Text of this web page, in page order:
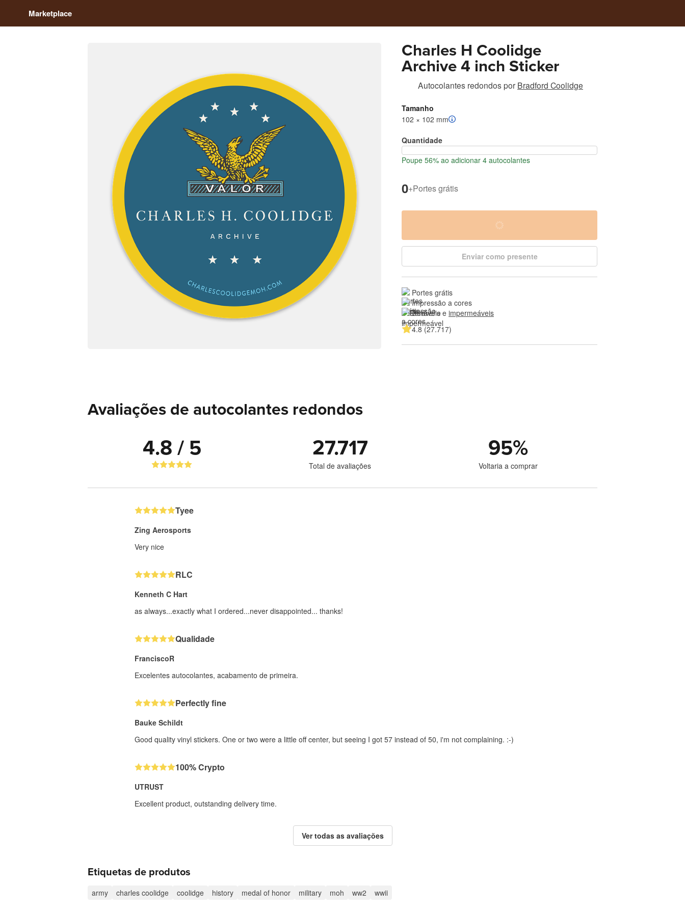
Marketplace
Charles H Coolidge
Archive 4 inch Sticker
Autocolantes redondospor Bradford Coolidge
Tamanho
102 × 102 mm
Quantidade
Poupe 56% ao adicionar 4 autocolantes
0+Portes grátis
Enviar como presente
Portes grátis
Impressão a cores
Duráveis e impermeáveis
4.8 (27.717)
Avaliações de autocolantes redondos
4.8 / 5 27.717
Total de avaliações
95%
Voltaria a comprar
Tyee
Zing Aerosports
Very nice
RLC
Kenneth C Hart
as always...exactly what I ordered...never disappointed... thanks!
Qualidade
FranciscoR
Excelentes autocolantes, acabamento de primeira.
Perfectly fine
Bauke Schildt
Good quality vinyl stickers. One or two were a little off center, but seeing I got 57 instead of 50, i'm not complaining. :-)
100% Crypto
UTRUST
Excellent product, outstanding delivery time.
Ver todas as avaliações
Etiquetas de produtos
army charles coolidge coolidge history medal of honor military moh ww2 wwii